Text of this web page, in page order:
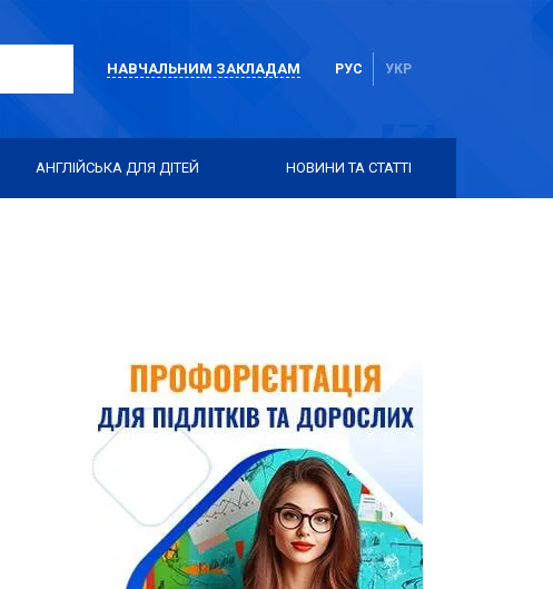
НАВЧАЛЬНИМ ЗАКЛАДАМ РУС УКР
АНГЛІЙСЬКА ДЛЯ ДІТЕЙ НОВИНИ ТА СТАТТІ